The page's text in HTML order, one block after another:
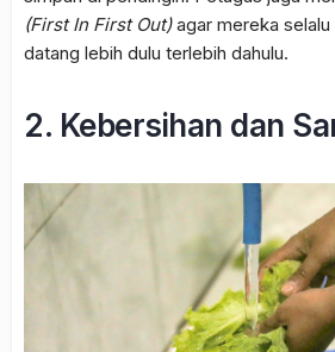
(First In First Out)agar mereka selalu
datang lebih dulu terlebih dahulu.
2. Kebersihan dan